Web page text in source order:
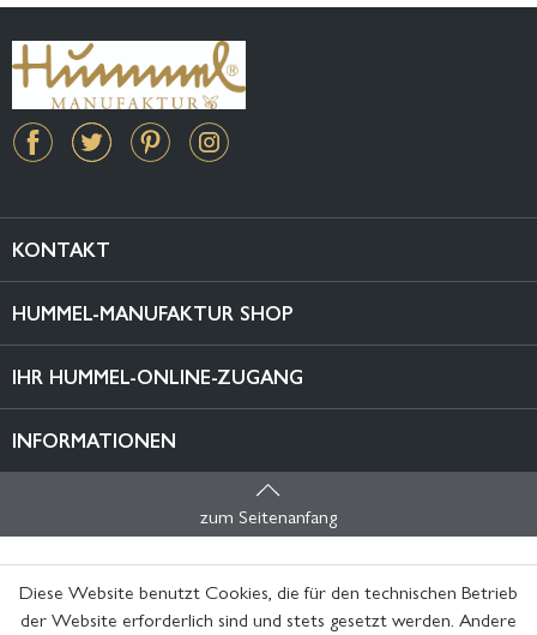
KONTAKT
HUMMEL-MANUFAKTUR SHOP
IHR HUMMEL-ONLINE-ZUGANG
INFORMATIONEN
zum Seitenanfang
Diese Website benutzt Cookies, die für den technischen Betrieb
der Website erforderlich sind und stets gesetzt werden. Andere